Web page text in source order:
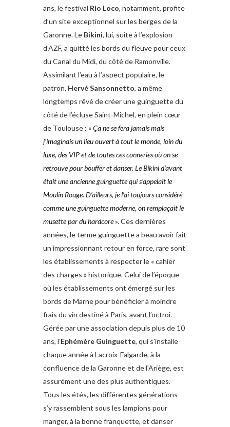
ans, le festival Rio Loco, notamment, profite
d’un site exceptionnel sur les berges de la
Garonne. Le Bikini, lui, suite à l’explosion
d’AZF, a quitté les bords du fleuve pour ceux
du Canal du Midi, du côté de Ramonville.
Assimilant l’eau à l’aspect populaire, le
patron, Hervé Sansonnetto, a même
longtemps rêvé de créer une guinguette du
côté de l’écluse Saint-Michel, en plein cœur
de Toulouse : «Ça ne se fera jamais mais
j’imaginais un lieu ouvert à tout le monde, loin du
luxe, des VIP et de toutes ces conneries où on se
retrouve pour bouffer et danser. Le Bikini d’avant
était une ancienne guinguette qui s’appelait le
Moulin Rouge. D’ailleurs, je l’ai toujours considéré
comme une guinguette moderne, on remplaçait le
musette par du hardcore». Ces dernières
années, le terme guinguette a beau avoir fait
un impressionnant retour en force, rare sont
les établissements à respecter le « cahier
des charges » historique. Celui de l’époque
où les établissements ont émergé sur les
bords de Marne pour bénéficier à moindre
frais du vin destiné à Paris, avant l’octroi.
Gérée par une association depuis plus de 10
ans, l’Ephémère Guinguette, qui s’installe
chaque année à Lacroix-Falgarde, à la
confluence de la Garonne et de l’Ariège, est
assurément une des plus authentiques.
Tous les étés, les différentes générations
s’y rassemblent sous les lampions pour
manger, à la bonne franquette, et danser